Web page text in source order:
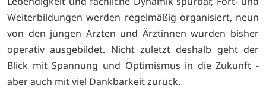
Weiterbildungen werden regelmäßig organisiert, neun
von den jungen Ärzten und Ärztinnen wurden bisher
operativ ausgebildet. Nicht zuletzt deshalb geht der
Blick mit Spannung und Optimismus in die Zukunft -
aber auch mit viel Dankbarkeit zurück.